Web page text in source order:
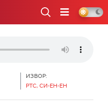
ИЗВОР:
РТС, СИ-ЕН-ЕН